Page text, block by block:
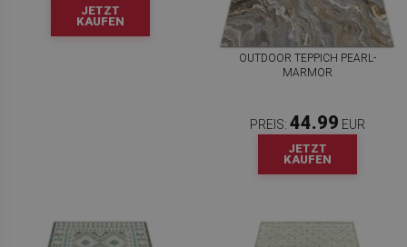
JETZT
KAUFEN
OUTDOOR TEPPICH PEARL-
MARMOR
PREIS: 44.99 EUR
JETZT
KAUFEN